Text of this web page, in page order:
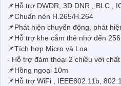
📌Hỗ trợ DWDR, 3D DNR , BLC ,
📌Chuấn nén H.265/H.264
📌Phát hiện chuyển động, phát
📌Hỗ trợ khe cắm thẻ nhớ đến
📌Tích hợp Micro và Loa
- Hỗ trợ đàm thoại 2 chiều với
📌Hồng ngoại 10m
📌Hỗ trợ WiFi , IEEE802.11b,